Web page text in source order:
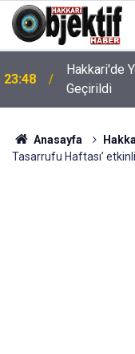
23:41
AK Parti
Anasayfa
Tasarrufu Haftası’